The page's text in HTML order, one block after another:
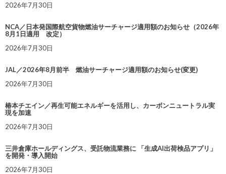
2026年7月30日
NCA／日本発国際航空貨物燃油サーチャージ適用額のお知らせ（2026年
8月1日適用 改定）
2026年7月30日
JAL／2026年8月前半 燃油サーチャージ適用額のお知らせ(変更)
2026年7月30日
椿本チエイン／再生可能エネルギーを活用し、カーボンニュートラル実
現を加速
2026年7月30日
三井倉庫ホールディングス、受託物流業務に 「生成AI出荷検品アプリ」
を開発・導入開始
2026年7月30日